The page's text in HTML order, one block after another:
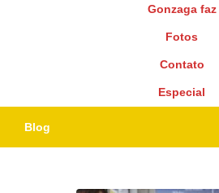
Gonzaga faz
Fotos
Contato
Especial
Blog